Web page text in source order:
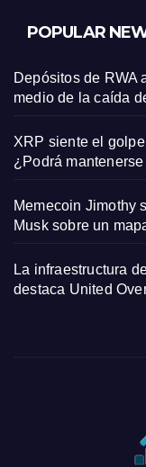
POPULAR
Depósitos de RWA
medio de la caída
XRP siente el
¿Podrá
Memecoin Jimothy
Musk sobre un
La infraestructura
destaca United